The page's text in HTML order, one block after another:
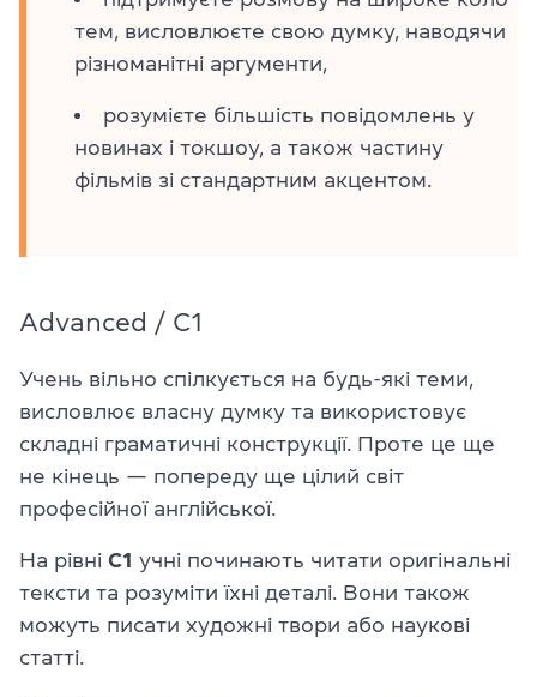
тем, висловлюєте свою думку, наводячи
різноманітні аргументи,
розумієте більшість повідомлень у
новинах і токшоу, а також частину
фільмів зі стандартним акцентом.
Advanced / C1
Учень вільно спілкується на будь-які теми,
висловлює власну думку та використовує
складні граматичні конструкції. Проте це ще
не кінець — попереду ще цілий світ
професійної англійської.
На рівні C1 учні починають читати оригінальні
тексти та розуміти їхні деталі. Вони також
можуть писати художні твори або наукові
статті.